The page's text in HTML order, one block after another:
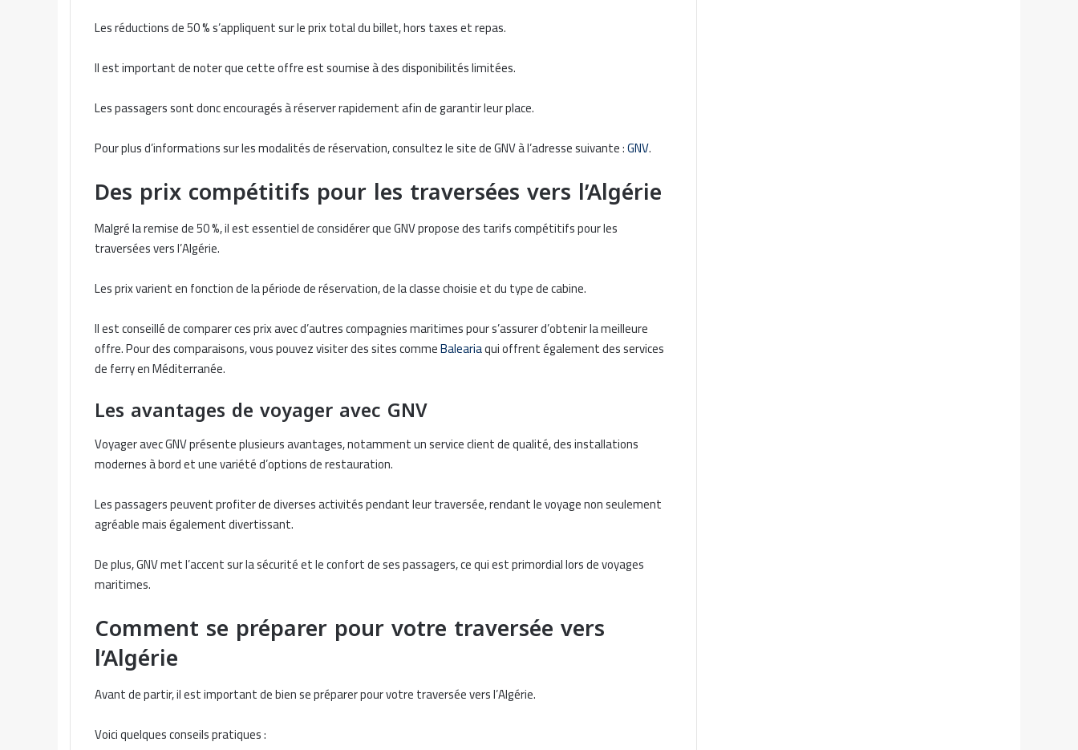
Les réductions de 50 % s’appliquent sur le prix total du billet, hors taxes et repas.
Il est important de noter que cette offre est soumise à des disponibilités limitées.
Les passagers sont donc encouragés à réserver rapidement afin de garantir leur place.
Pour plus d’informations sur les modalités de réservation, consultez le site de GNV à l’adresse suivante :GNV.
Des prix compétitifs pour les traversées vers l’Algérie
Malgré la remise de 50 %, il est essentiel de considérer que GNV propose des tarifs compétitifs pour les
traversées vers l’Algérie.
Les prix varient en fonction de la période de réservation, de la classe choisie et du type de cabine.
Il est conseillé de comparer ces prix avec d’autres compagnies maritimes pour s’assurer d’obtenir la meilleure
offre. Pour des comparaisons, vous pouvez visiter des sites commeBaleariaqui offrent également des services
de ferry en Méditerranée.
Les avantages de voyager avec GNV
Voyager avec GNV présente plusieurs avantages, notamment un service client de qualité, des installations
modernes à bord et une variété d’options de restauration.
Les passagers peuvent profiter de diverses activités pendant leur traversée, rendant le voyage non seulement
agréable mais également divertissant.
De plus, GNV met l’accent sur la sécurité et le confort de ses passagers, ce qui est primordial lors de voyages
maritimes.
Comment se préparer pour votre traversée vers
l’Algérie
Avant de partir, il est important de bien se préparer pour votre traversée vers l’Algérie.
Voici quelques conseils pratiques :